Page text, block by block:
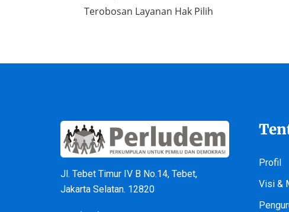
Terobosan Layanan Hak Pilih
Jl. Tebet Timur IV B No.14, Tebet,
Jakarta Selatan. 12820
Profil
Visi &